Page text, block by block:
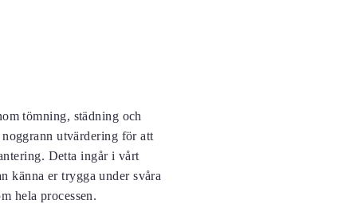
tömning, städning och
utvärdering för att
Detta ingår i vårt
känna er trygga under svåra
hela processen.